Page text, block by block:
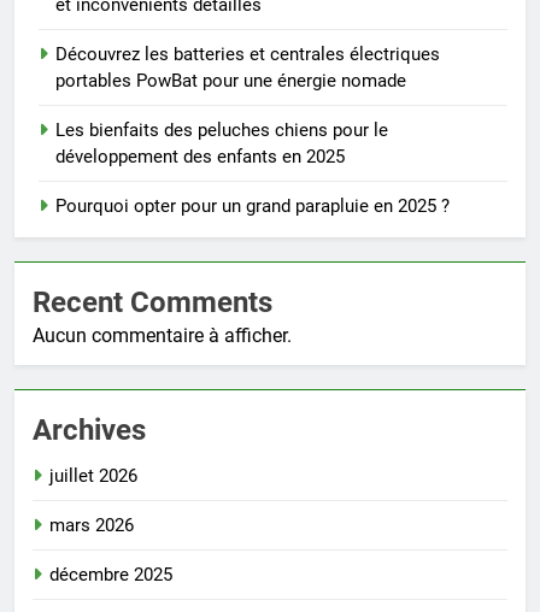
et inconvénients détaillés
Découvrez les batteries et centrales électriques
portables PowBat pour une énergie nomade
Les bienfaits des peluches chiens pour le
développement des enfants en 2025
Pourquoi opter pour un grand parapluie en 2025 ?
Recent Comments
Aucun commentaire à afficher.
Archives
juillet 2026
mars 2026
décembre 2025